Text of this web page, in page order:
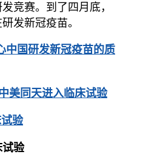
竞赛。到了四月底，
发新冠疫苗。
中国研发新冠疫苗的质
美同天进入临床试验
验
试验